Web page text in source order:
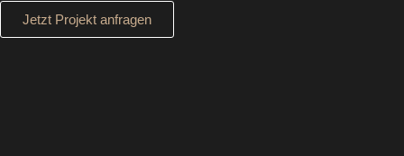
Jetzt Projekt anfragen